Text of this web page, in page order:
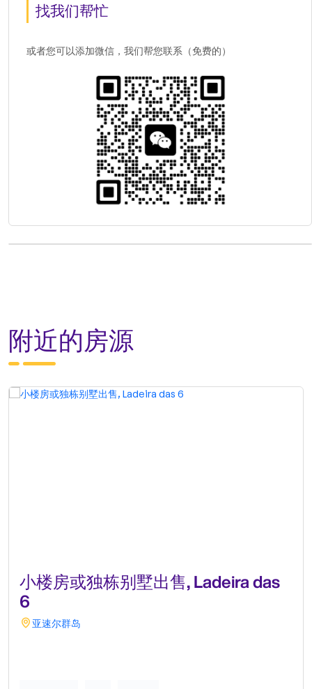
找我们帮忙
或者您可以添加微信，我们帮您联系（免费的）
附近的房源
小楼房或独栋别墅出售, Ladeira das
6
亚速尔群岛